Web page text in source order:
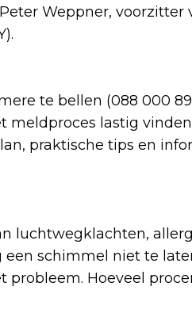
Weppner, voorzitter
te bellen (088 000
meldproces lastig
praktische tips en
luchtwegklachten,
een schimmel niet te
Hoeveel